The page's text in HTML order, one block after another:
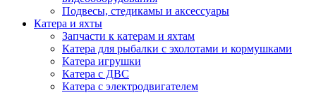
Подвесы, стедикамы и аксессуары
Катера и яхты
Запчасти к катерам и яхтам
Катера для рыбалки с эхолотами и кормушками
Катера игрушки
Катера с ДВС
Катера с электродвигателем